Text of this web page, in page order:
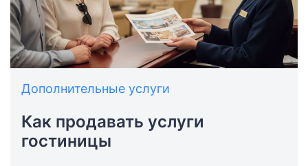
Дополнительные услуги
Как продавать услуги
гостиницы